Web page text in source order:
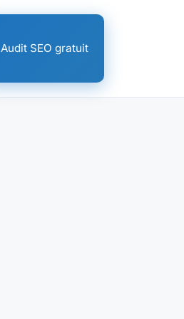
Audit SEO gratuit